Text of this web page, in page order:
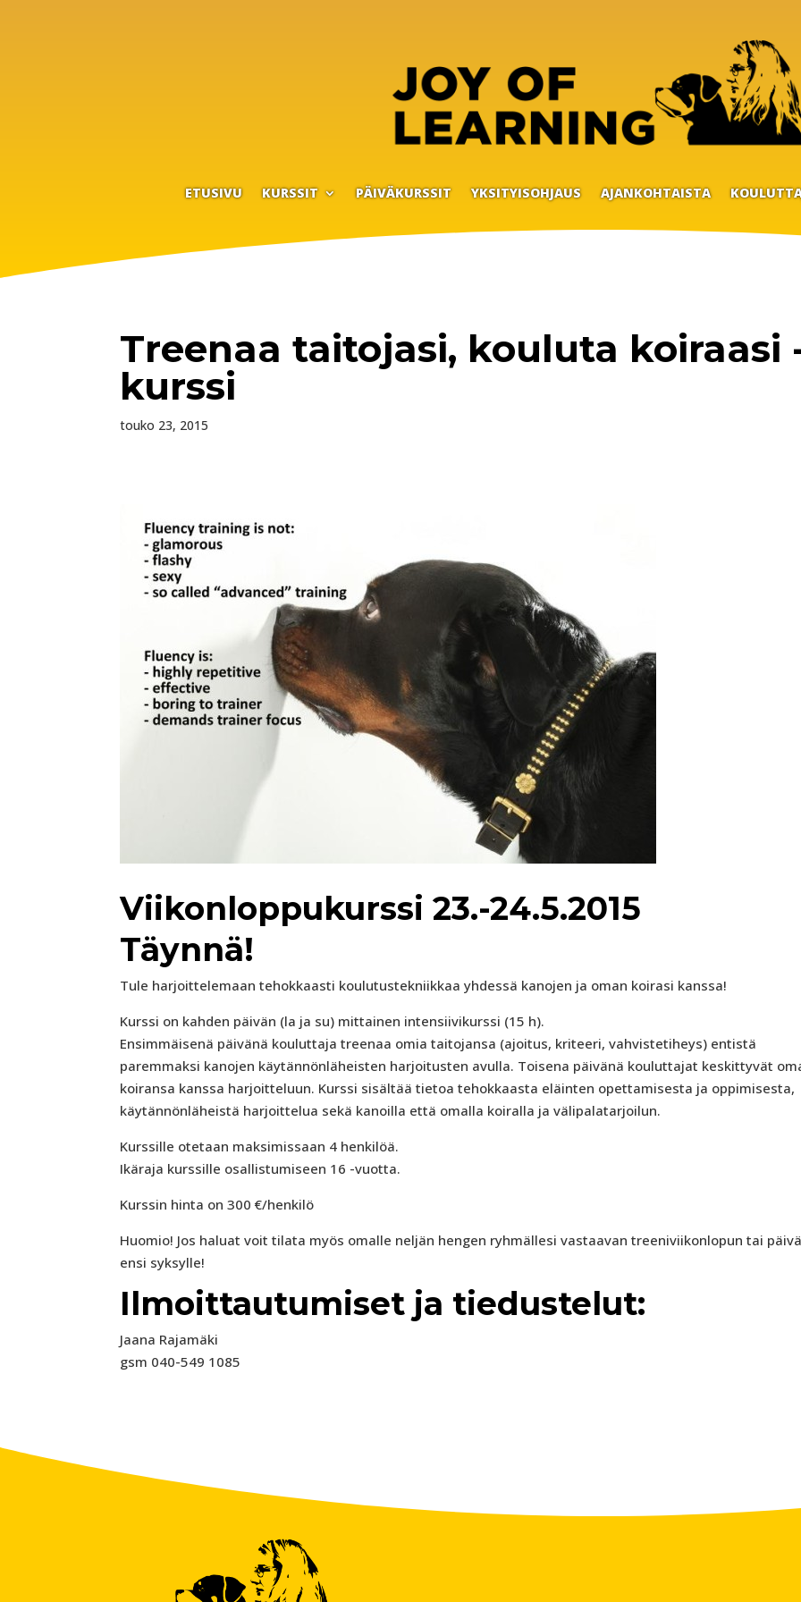
ETUSIVU KURSSIT PÄIVÄKURSSIT YKSITYISOHJAUS AJANKOHTAISTA
Treenaa taitojasi, kouluta koiraasi
kurssi
touko 23, 2015
Viikonloppukurssi 23.-24.5.2015
Täynnä!
Tule harjoittelemaan tehokkaasti koulutustekniikkaa yhdessä kanojen ja oman koirasi kanssa!
Kurssi on kahden päivän (la ja su) mittainen intensiivikurssi (15 h).
Ensimmäisenä päivänä kouluttaja treenaa omia taitojansa (ajoitus, kriteeri, vahvistetiheys) entistä
paremmaksi kanojen käytännönläheisten harjoitusten avulla. Toisena päivänä kouluttajat keskittyvät
koiransa kanssa harjoitteluun. Kurssi sisältää tietoa tehokkaasta eläinten opettamisesta ja oppimisesta,
käytännönläheistä harjoittelua sekä kanoilla että omalla koiralla ja välipalatarjoilun.
Kurssille otetaan maksimissaan 4 henkilöä.
Ikäraja kurssille osallistumiseen 16 -vuotta.
Kurssin hinta on 300 €/henkilö
Huomio! Jos haluat voit tilata myös omalle neljän hengen ryhmällesi vastaavan treeniviikonlopun tai
ensi syksylle!
Ilmoittautumiset ja tiedustelut:
Jaana Rajamäki
gsm 040-549 1085